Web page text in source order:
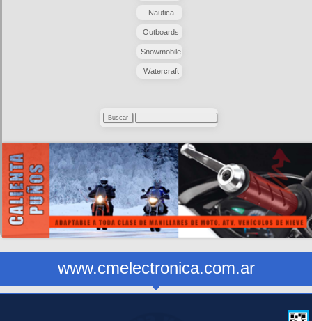
Nautica
Outboards
Snowmobile
Watercraft
www.cmelectronica.com.ar